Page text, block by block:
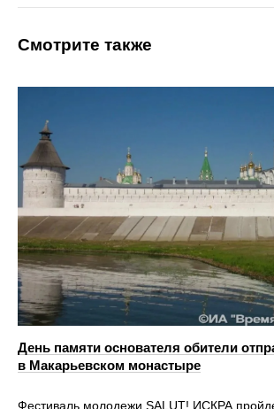
Смотрите также
День памяти основателя обители
в Макарьевском монастыре
Фестиваль молодежи SALUT! ИСКРА